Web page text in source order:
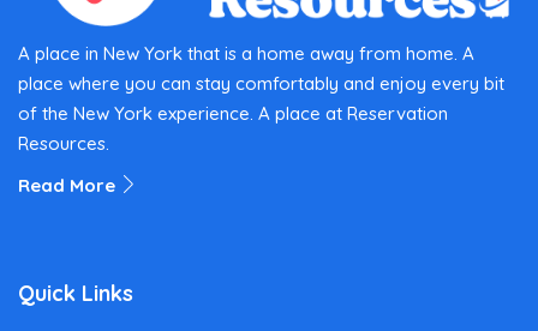
A place in New York that is a home away from home. A
place where you can stay comfortably and enjoy every bit
of the New York experience. A place at Reservation
Resources.
Read More
Quick Links